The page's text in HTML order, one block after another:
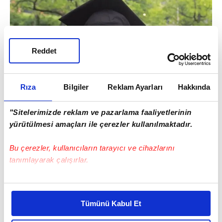
Rıza Bilgiler Reklam Ayarları Hakkında
"Sitelerimizde reklam ve pazarlama faaliyetlerinin
yürütülmesi amaçları ile çerezler kullanılmaktadır.
Bu çerezler, kullanıcıların tarayıcı ve cihazlarını
tanımlayarak çalışırlar.
Bu çerezlere izin vermeniz halinde sizlere özel
daha iyi reklam deneyimi yaşatabiliriz. Bunu yaparken
amacımızın size daha iyi bir reklam deneyimi sunmak
Tümünü Kabul Et
Reddet
"Eygi'yi rahmetle anıyoruz" ifadelerine yer
veren Çelik, "İnsanlık adına Filistinlilere